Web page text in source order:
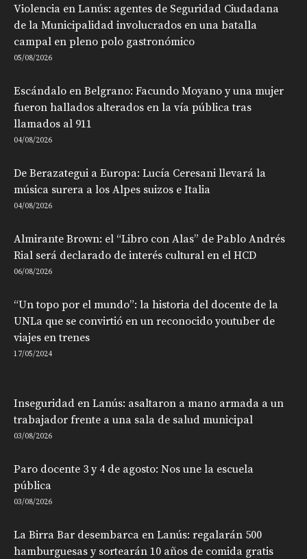
Violencia en Lanús: agentes de Seguridad Ciudadana
de la Municipalidad involucrados en una batalla
campal en pleno polo gastronómico
05/08/2026
Escándalo en Belgrano: Facundo Moyano y una mujer
fueron hallados alterados en la vía pública tras
llamados al 911
04/08/2026
De Berazategui a Europa: Lucía Ceresani llevará la
música surera a los Alpes suizos e Italia
04/08/2026
Almirante Brown: el “Libro con Alas” de Pablo Andrés
Rial será declarado de interés cultural en el HCD
06/08/2026
“Un topo por el mundo”: la historia del docente de la
UNLa que se convirtió en un reconocido youtuber de
viajes en trenes
17/05/2024
Inseguridad en Lanús: asaltaron a mano armada a un
trabajador frente a una sala de salud municipal
03/08/2026
Paro docente 3 y 4 de agosto: Nos une la escuela
pública
03/08/2026
La Birra Bar desembarca en Lanús: regalarán 500
hamburguesas y sortearán 10 años de comida gratis